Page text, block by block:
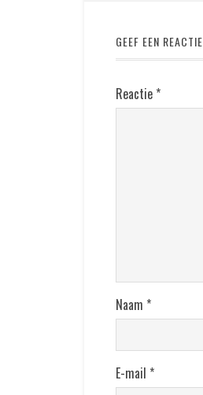
GEEF EEN REACTIE
Reactie *
Naam *
E-mail *